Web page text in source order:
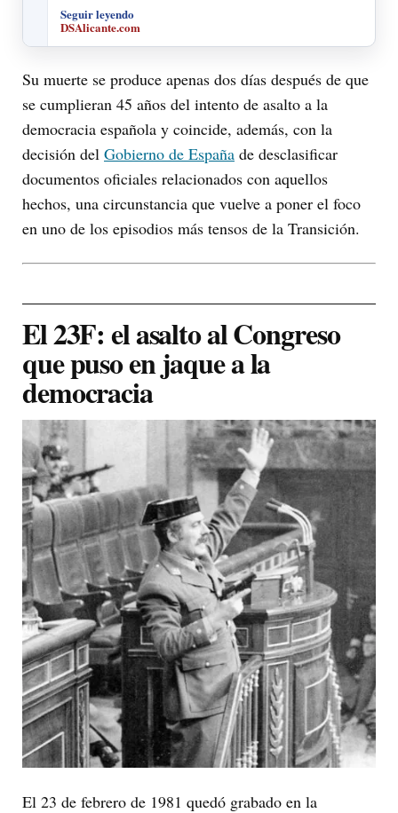
Seguir leyendo
DSAlicante.com
Su muerte se produce apenas dos días después de que
se cumplieran 45 años del intento de asalto a la
democracia española y coincide, además, con la
decisión del Gobierno de España de desclasificar
documentos oficiales relacionados con aquellos
hechos, una circunstancia que vuelve a poner el foco
en uno de los episodios más tensos de la Transición.
El 23F: el asalto al Congreso
que puso en jaque a la
democracia
El 23 de febrero de 1981 quedó grabado en la